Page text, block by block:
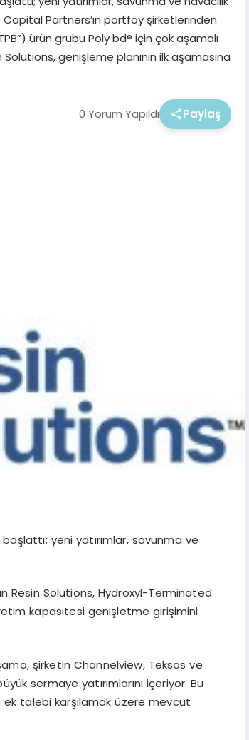
Partners’ın portföy şirketlerinden
ürün grubu Poly bd® için çok aşamalı
genişleme planının ilk aşamasına
0 Yorum Yapıldı Paylaş
yeni yatırımlar, savunma ve
Resin Solutions, Hydroxyl-Terminated
kapasitesi genişletme girişimini
şirketin Channelview, Teksas ve
sermaye yatırımlarını içeriyor. Bu
talebi karşılamak üzere mevcut